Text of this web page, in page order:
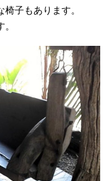
子もあります。